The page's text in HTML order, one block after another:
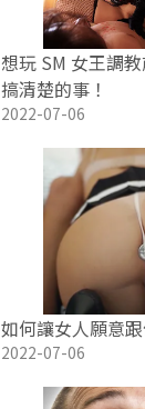
想玩 SM 女王調
搞清楚的事！
2022-07-06
如何讓女人願意
2022-07-06